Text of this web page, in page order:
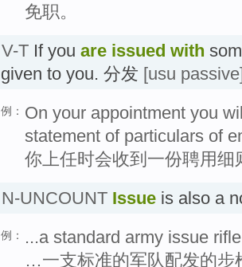
免职。
V-T If you are issued with
given to you. 分发 [usu
例： On your appointment you
statement of particulars of
你上任时会收到一份聘用细
N-UNCOUNT Issue is also a
例：
...a standard army issue
…一支标准的军队配发的步